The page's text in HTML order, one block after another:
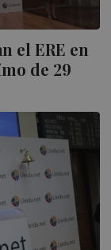
el ERE en
de 29